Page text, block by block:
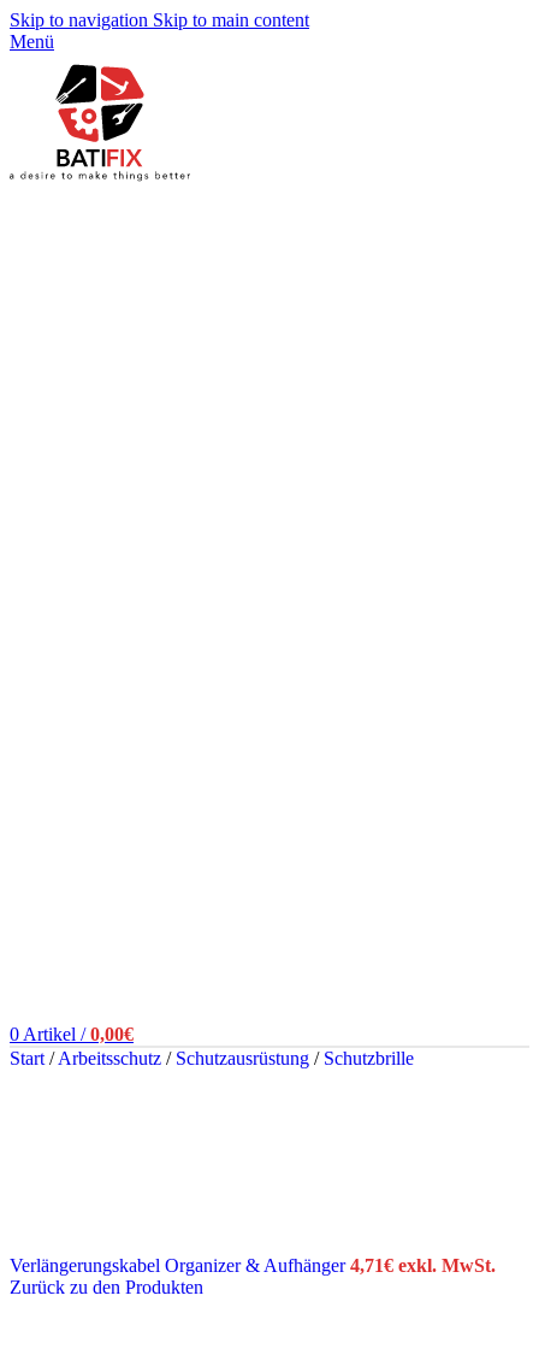
Skip to navigation Skip to main content
Menü
0 Artikel / 0,00€
Start / Arbeitsschutz / Schutzausrüstung / Schutzbrille
Verlängerungskabel Organizer & Aufhänger4,71€ exkl. MwSt.
Zurück zu den Produkten